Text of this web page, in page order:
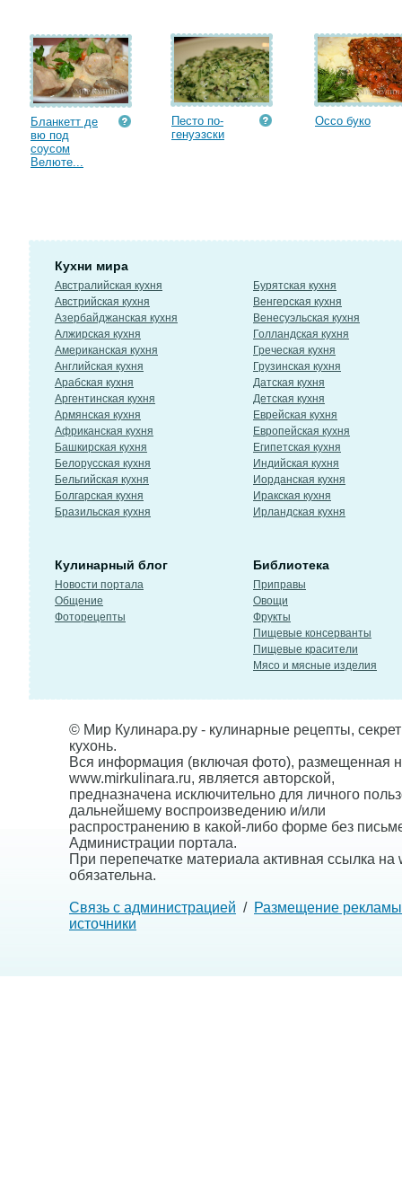
Бланкетт де
вю под
соусом
Велюте...
Песто по-
генуэзски
Оссо буко
Кухни мира
Австралийская кухня
Австрийская кухня
Азербайджанская кухня
Алжирская кухня
Американская кухня
Английская кухня
Арабская кухня
Аргентинская кухня
Армянская кухня
Африканская кухня
Башкирская кухня
Белорусская кухня
Бельгийская кухня
Болгарская кухня
Бразильская кухня
Бурятская кухня
Венгерская кухня
Венесуэльская кухня
Голландская кухня
Греческая кухня
Грузинская кухня
Датская кухня
Детская кухня
Еврейская кухня
Европейская кухня
Египетская кухня
Индийская кухня
Иорданская кухня
Иракская кухня
Ирландская кухня
Кулинарный блог
Новости портала
Общение
Фоторецепты
Библиотека
Приправы
Овощи
Фрукты
Пищевые консерванты
Пищевые красители
Мясо и мясные изделия
© Мир Кулинара.ру - кулинарные рецепты,
кухонь.
Вся информация (включая фото), размещенная
www.mirkulinara.ru, является авторской,
предназначена исключительно для личного
дальнейшему воспроизведению и/или
распространению в какой-либо форме без
Администрации портала.
При перепечатке материала активная ссылка на
обязательна.
Связь с администрацией / Размещение рекламы
источники